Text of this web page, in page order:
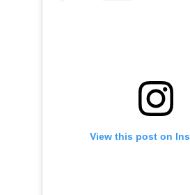
View this post on